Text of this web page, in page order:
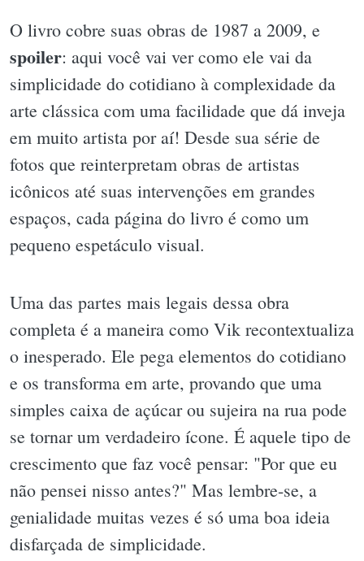
O livro cobre suas obras de 1987 a 2009, e
spoiler: aqui você vai ver como ele vai da
simplicidade do cotidiano à complexidade da
arte clássica com uma facilidade que dá inveja
em muito artista por aí! Desde sua série de
fotos que reinterpretam obras de artistas
icônicos até suas intervenções em grandes
espaços, cada página do livro é como um
pequeno espetáculo visual.
Uma das partes mais legais dessa obra
completa é a maneira como Vik recontextualiza
o inesperado. Ele pega elementos do cotidiano
e os transforma em arte, provando que uma
simples caixa de açúcar ou sujeira na rua pode
se tornar um verdadeiro ícone. É aquele tipo de
crescimento que faz você pensar: "Por que eu
não pensei nisso antes?" Mas lembre-se, a
genialidade muitas vezes é só uma boa ideia
disfarçada de simplicidade.